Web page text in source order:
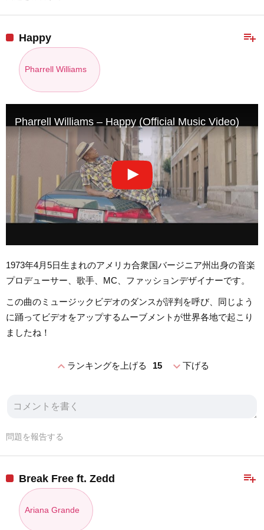
playlist_add
Happy
Pharrell Williams
Pharrell Williams – Happy (Official Music Video)
1973年4月5日生まれのアメリカ合衆国バージニア州出身の音楽
プロデューサー、歌手、MC、ファッションデザイナーです。
この曲のミュージックビデオのダンスが評判を呼び、同じよう
に踊ってビデオをアップするムーブメントが世界各地で起こり
ましたね！
expand_lessランキングを上げる 15 expand_more下げる
問題を報告する
playlist_add
Break Free ft. Zedd
Ariana Grande